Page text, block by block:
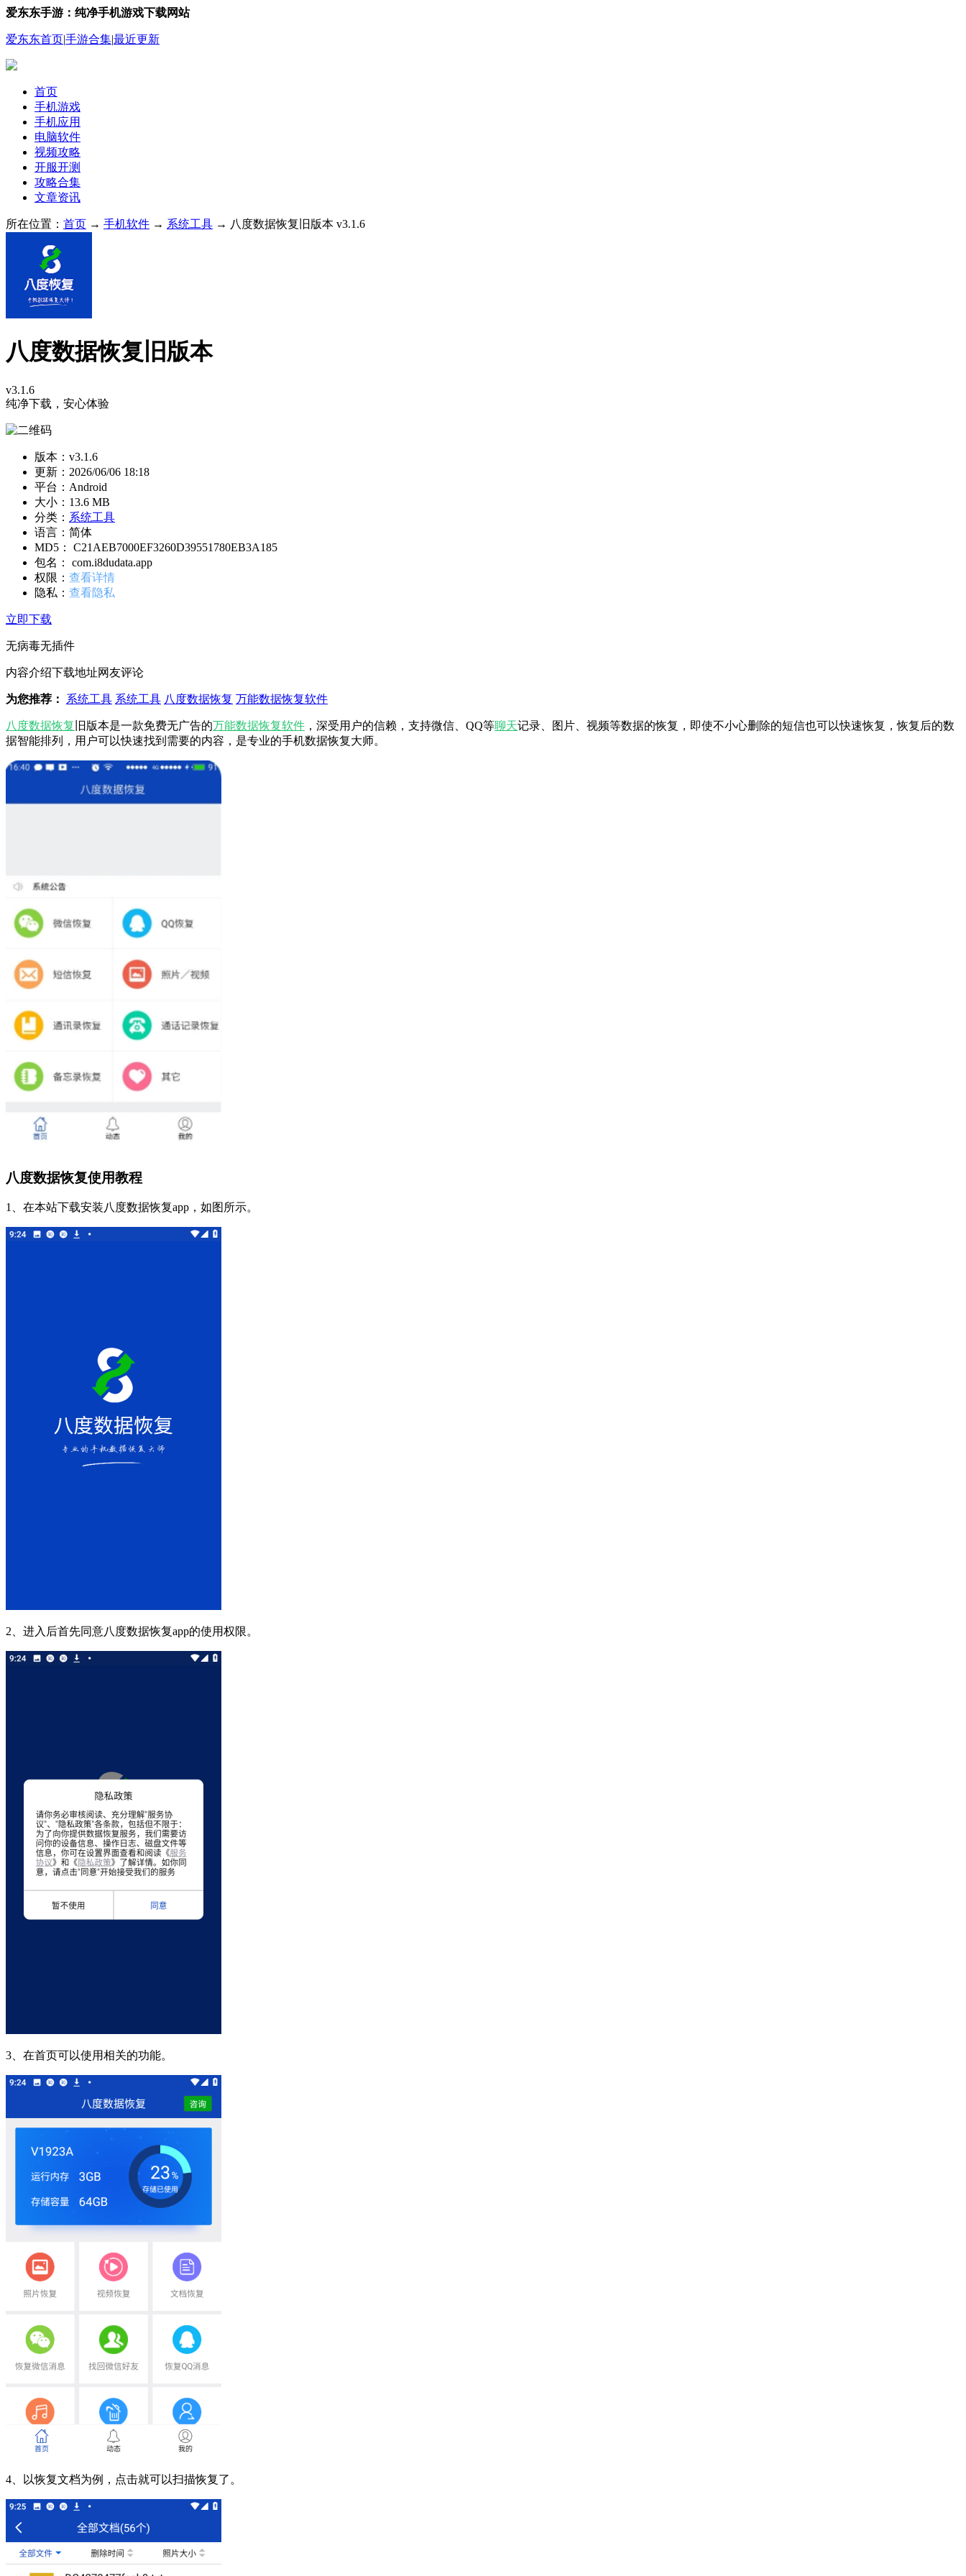
爱东东手游：纯净手机游戏下载网站
爱东东首页|手游合集|最近更新
首页
手机游戏
手机应用
电脑软件
视频攻略
开服开测
攻略合集
文章资讯
所在位置： 首页 → 手机软件 → 系统工具 → 八度数据恢复旧版本 v3.1.6
八度数据恢复旧版本
v3.1.6
纯净下载，安心体验
版本：v3.1.6
更新： 2026/06/06 18:18
平台：Android
大小：13.6 MB
分类： 系统工具
语言：简体
MD5： C21AEB7000EF3260D39551780EB3A185
包名： com.i8dudata.app
权限： 查看详情
隐私： 查看隐私
立即下载
无病毒无插件
内容介绍下载地址网友评论
为您推荐： 系统工具 系统工具 八度数据恢复 万能数据恢复软件
八度数据恢复 旧版本是一款免费无广告的万能数据恢复软件 ，深受用户的信赖，支持微信、QQ等聊天记录、图片、视频等数据的恢复，即使不小心删除的短信也可以快速恢复，恢复后的数
据智能排列，用户可以快速找到需要的内容，是专业的手机数据恢复大师。
八度数据恢复使用教程
1、在本站下载安装八度数据恢复app，如图所示。
2、进入后首先同意八度数据恢复app的使用权限。
3、在首页可以使用相关的功能。
4、以恢复文档为例，点击就可以扫描恢复了。